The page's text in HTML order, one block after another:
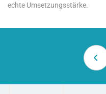
echte Umsetzungsstärke.